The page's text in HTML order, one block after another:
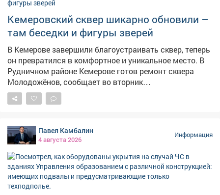
Кемеровский сквер шикарно обновили –
там беседки и фигуры зверей
В Кемерове завершили благоустраивать сквер, теперь
он превратился в комфортное и уникальное место. В
Рудничном районе Кемерове готов ремонт сквера
Молодожёнов, сообщает во вторник
горадминистрация. – Последним штрихом стали
современные скамейки и урны. Теперь здесь можно не
сказали в мэрии.
Павел Камбалин
4 августа 2026
Информация